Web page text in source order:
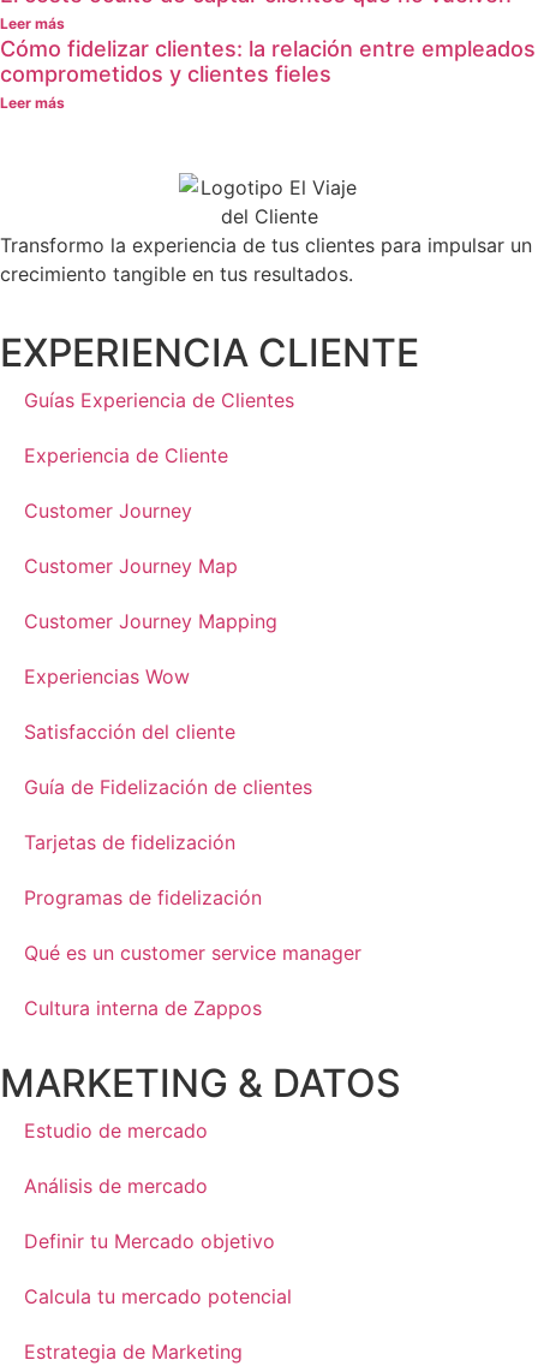
Leer más
Cómo fidelizar clientes: la relación entre empleados
comprometidos y clientes fieles
Leer más
Transformo la experiencia de tus clientes para impulsar un
crecimiento tangible en tus resultados.
EXPERIENCIA CLIENTE
Guías Experiencia de Clientes
Experiencia de Cliente
Customer Journey
Customer Journey Map
Customer Journey Mapping
Experiencias Wow
Satisfacción del cliente
Guía de Fidelización de clientes
Tarjetas de fidelización
Programas de fidelización
Qué es un customer service manager
Cultura interna de Zappos
MARKETING & DATOS
Estudio de mercado
Análisis de mercado
Definir tu Mercado objetivo
Calcula tu mercado potencial
Estrategia de Marketing